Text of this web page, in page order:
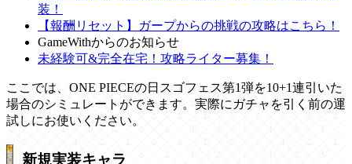
装！
【報酬リセット】ガープからの挑戦の攻略はこちら！
GameWithからのお知らせ
未経験可&完全在宅！攻略ライター募集！
ここでは、ONE PIECEの日スゴフェス第1弾を10+1連引いた
場合のシミュレートができます。実際にガチャを引く前の運
試しにお使いください。
新規実装キャラ